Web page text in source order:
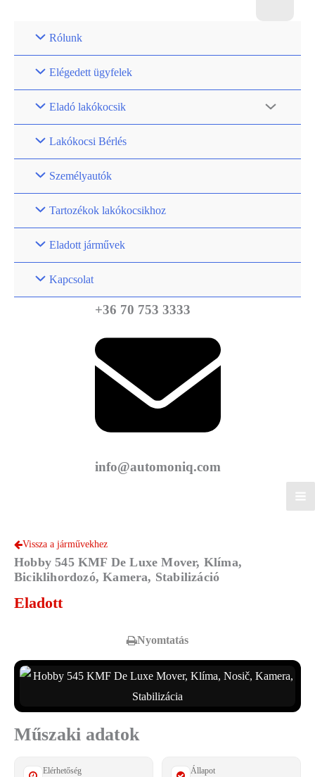
Rólunk
Elégedett ügyfelek
Eladó lakókocsik
Lakókocsi Bérlés
Személyautók
Tartozékok lakókocsikhoz
Eladott járművek
Kapcsolat
+36 70 753 3333
info@automoniq.com
Vissza a járművekhez
Hobby 545 KMF De Luxe Mover, Klíma,
Biciklihordozó, Kamera, Stabilizáció
Eladott
Nyomtatás
Műszaki adatok
Elérhetőség Állapot